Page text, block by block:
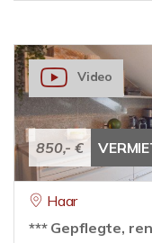
850,- €
Video
Haar
*** Gepflegte,